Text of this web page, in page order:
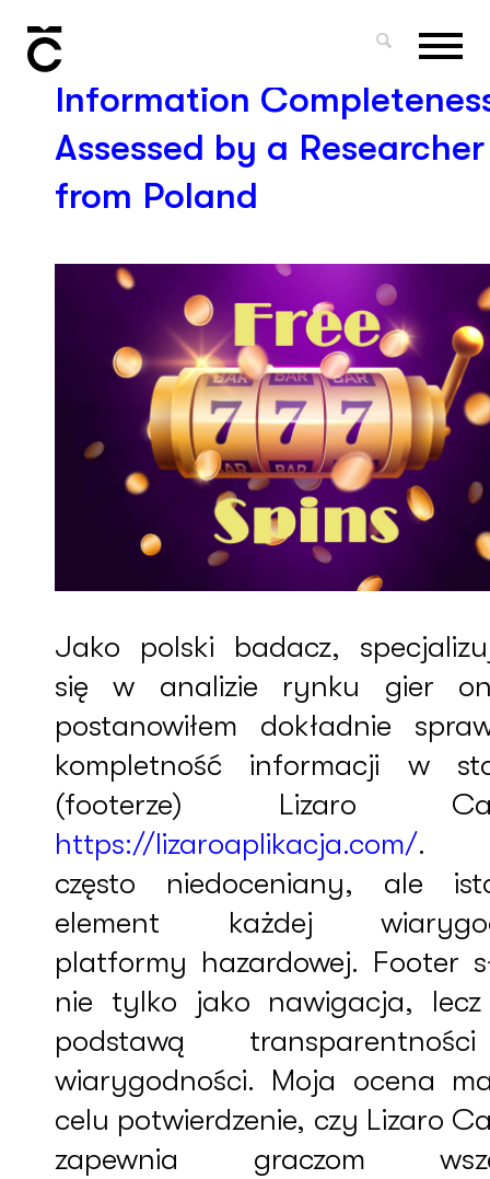
Lizaro Casino Footer
Information
Assessed by a Researcher
from Poland
Jako polski badacz,
się w analizie rynku gier
postanowiłem dokładnie
kompletność informacji w
(footerze) Lizaro
https://lizaroaplikacja.com/.
często niedoceniany, ale
element każdej
platformy hazardowej. Footer
nie tylko jako nawigacja,
podstawą
wiarygodności. Moja ocena
celu potwierdzenie, czy Lizaro
zapewnia graczom